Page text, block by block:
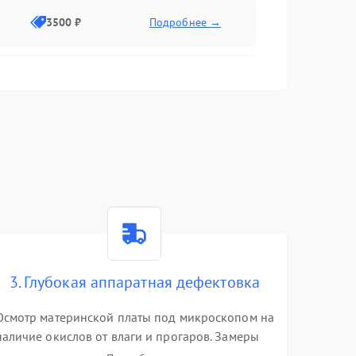
3500 ₽ Подробнее →
3000 ₽ Подробнее →
3. Глубокая аппаратная дефектовка
материнской платы под микроскопом на
окислов от влаги и прогаров. Замеры